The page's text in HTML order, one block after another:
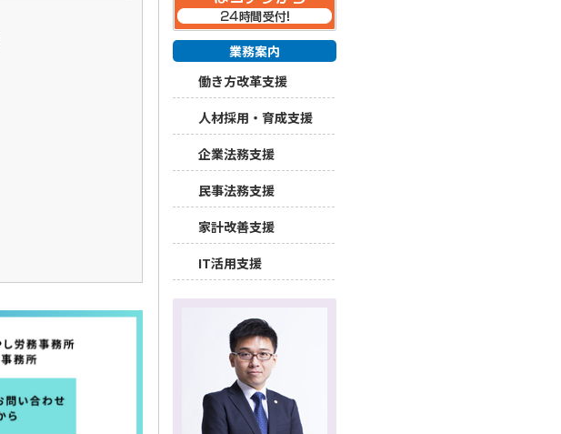
業務案内
働き方改革支援
人材採用・育成支援
企業法務支援
民事法務支援
家計改善支援
IT活用支援